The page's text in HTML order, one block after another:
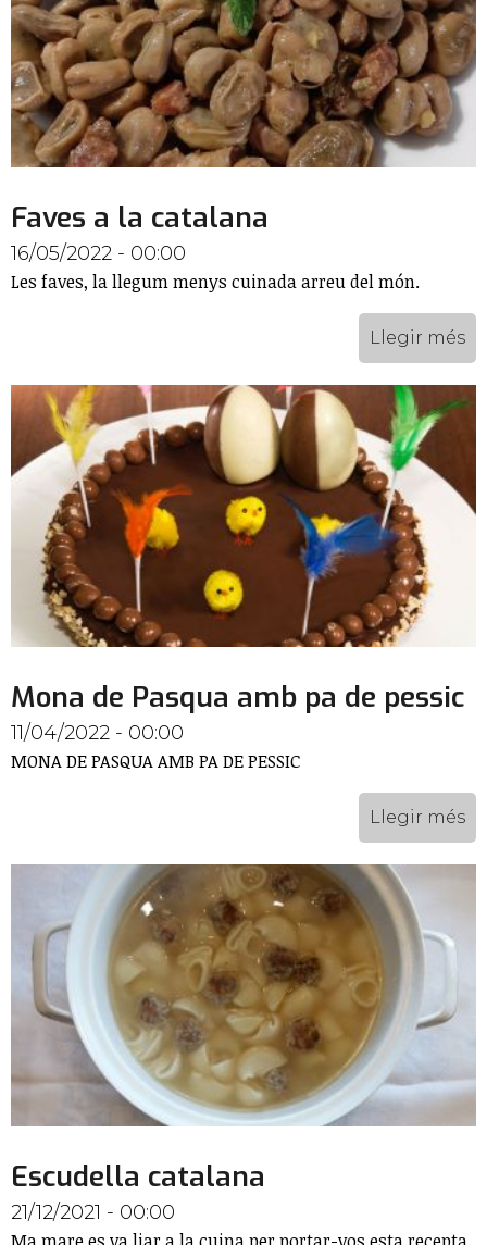
Faves a la catalana
16/05/2022 - 00:00
Les faves, la llegum menys cuinada arreu del món.
Llegir més
Mona de Pasqua amb pa de pessic
11/04/2022 - 00:00
MONA DE PASQUA AMB PA DE PESSIC
Llegir més
Escudella catalana
21/12/2021 - 00:00